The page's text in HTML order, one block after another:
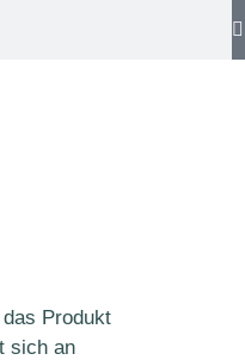
Produkt
sich an